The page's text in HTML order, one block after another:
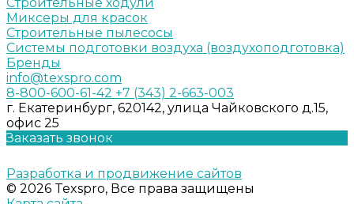
Миксеры для красок
Строительные пылесосы
Системы подготовки воздуха (воздухоподготовка)
Бренды
info@texspro.com
8-800-600-61-42 +7 (343) 2-663-003
г. Екатеринбург, 620142, улица Чайковского д.15,
офис 25
Заказать звонок
Разработка и продвижение сайтов
© 2026 Texspro, Все права защищены